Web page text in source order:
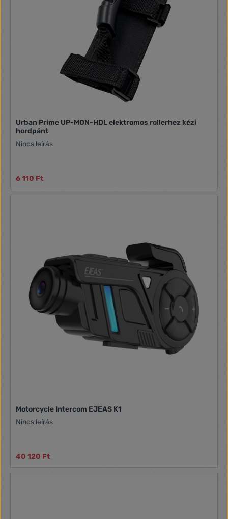
Urban Prime UP-MON-HDL elektromos rollerhez kézi
hordpánt
Nincs leírás
6 110 Ft
Motorcycle Intercom EJEAS K1
Nincs leírás
40 120 Ft